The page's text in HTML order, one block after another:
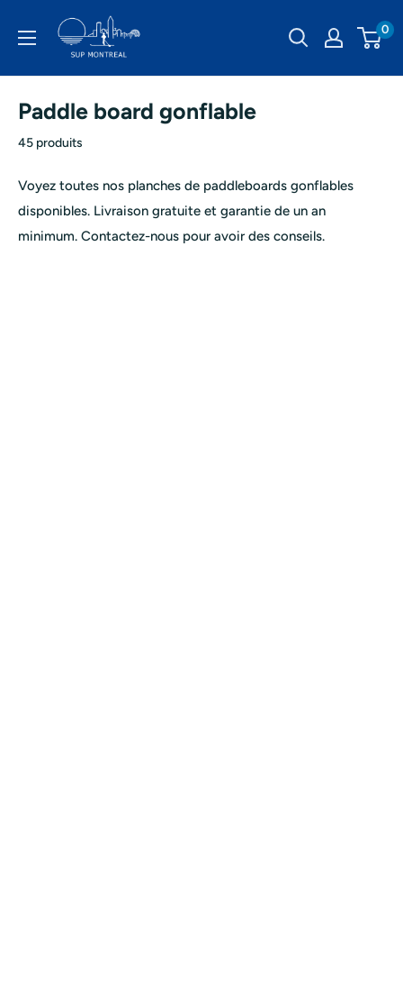
SUP
Montréal
0
Paddle board gonflable
45 produits
Voyez toutes nos planches de paddleboards gonflables
disponibles. Livraison gratuite et garantie de un an
minimum. Contactez-nous pour avoir des conseils.